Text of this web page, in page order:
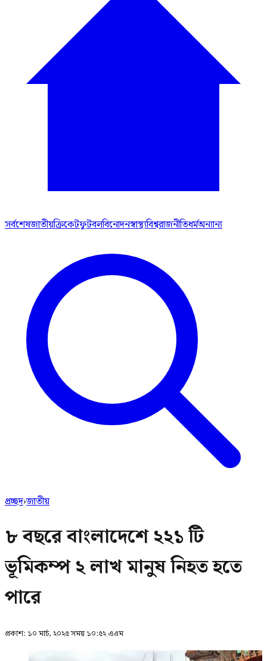
সর্বশেষজাতীয়ক্রিকেটফুটবলবিনোদনস্বাস্থ্যবিশ্বরাজনীতিধর্মঅন্যান্য
প্রচ্ছদ›জাতীয়
৮ বছরে বাংলাদেশে ২২১ টি
ভূমিকম্প ২ লাখ মানুষ নিহত হতে
পারে
প্রকাশ: ১০ মার্চ, ২০২৫ সময় ১০:৫২ এএম